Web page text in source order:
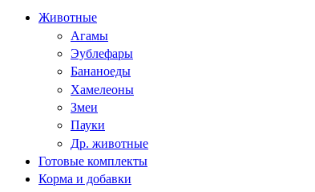
Животные
Агамы
Эублефары
Бананоеды
Хамелеоны
Змеи
Пауки
Др. животные
Готовые комплекты
Корма и добавки